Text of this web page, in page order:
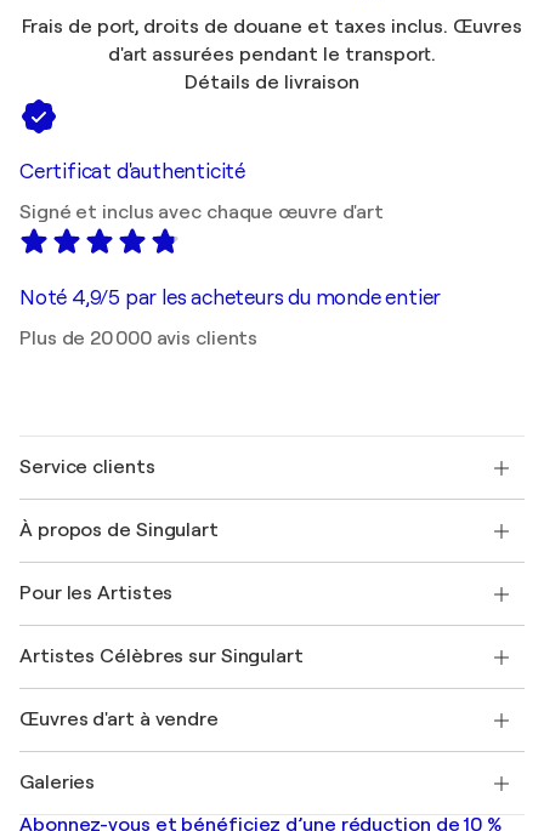
Frais de port, droits de douane et taxes inclus. Œuvres
d'art assurées pendant le transport.
Détails de livraison
Certificat d'authenticité
Signé et inclus avec chaque œuvre d'art
Noté 4,9/5 par les acheteurs du monde entier
Plus de 20 000 avis clients
Service clients
Expédition
Offrir une carte cadeau
Rejoignez notre programme commercial
Mon compte
+33 1 76 44 06 42
À propos de Singulart
FAQ
Magazine Singulart
Emplois
Découvrez une sélection d'art original
Pour les Artistes
Se connecter en tant qu'Artiste
Artistes Célèbres sur Singulart
Marc Chagall
Banksy
Mr. Brainwash
Œuvres d'art à vendre
Tableaux abstraits à vendre
Galeries
Galeries d'art en France
Abonnez-vous et bénéficiez d’une réduction de 10 %